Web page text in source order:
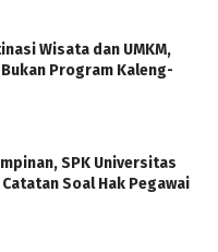
Wisata dan UMKM,
Program Kaleng-
SPK Universitas
Soal Hak Pegawai